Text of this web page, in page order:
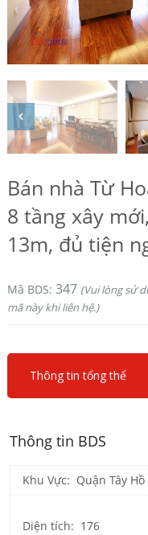
Bán nhà Từ
8 tầng xây
13m, đủ tiện
Mã BDS: 347 (Vui lòng sử
mã này khi liên hệ.)
Thông tin tổng thể
Thông tin BDS
Khu Vực: Quận Tây Hồ
Diện tích: 176